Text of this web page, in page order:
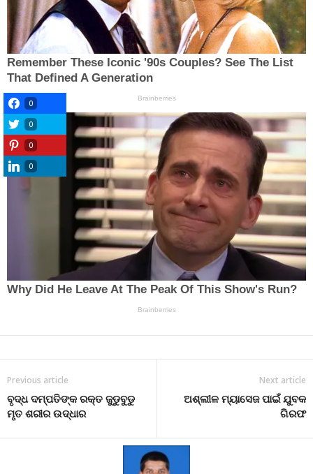
Previous article
ବୃଦ୍ଧ ଦମ୍ପତିଙ୍କ ରକ୍ତ ଜୁଡୁବୁଡୁ
ମୃତ ଶରୀର ଉଦ୍ଧାର
Next article
ଅଶ୍ଲୀଳ ମ୍ୟାସେଜ ପାଇଁ ଯୁବକ
ଗିରଫ
0
0
0
0